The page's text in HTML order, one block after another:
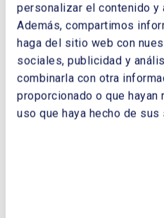
personalizar el contenido y
Además, compartimos
haga del sitio web con
sociales, publicidad y
combinarla con otra
proporcionado o que
uso que haya hecho de
Energía y Ciudades
y cada acción